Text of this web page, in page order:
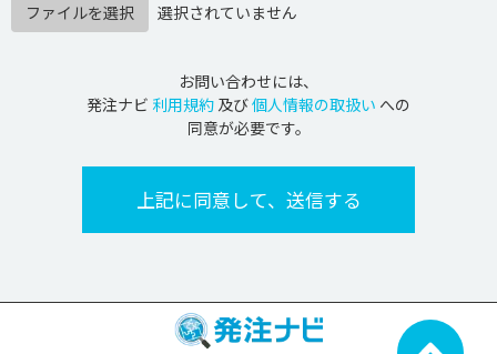
ファイルを選択
選択されていません
お問い合わせには、
発注ナビ 利用規約 及び個人情報の取扱い への
同意が必要です。